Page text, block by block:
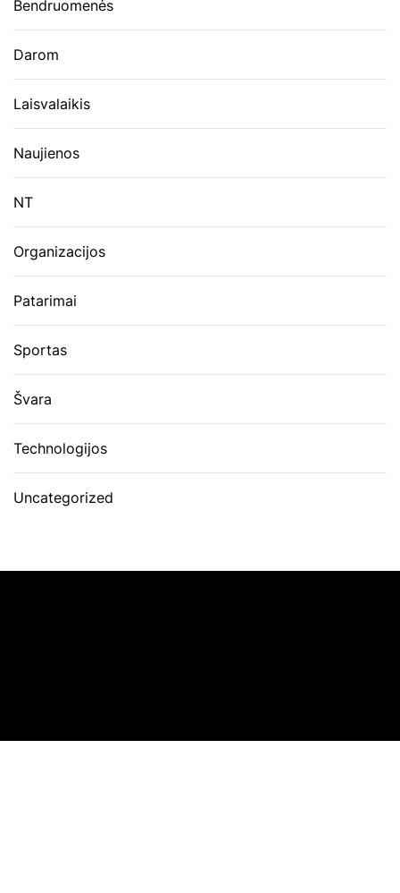
Bendruomenės
Darom
Laisvalaikis
Naujienos
NT
Organizacijos
Patarimai
Sportas
Švara
Technologijos
Uncategorized